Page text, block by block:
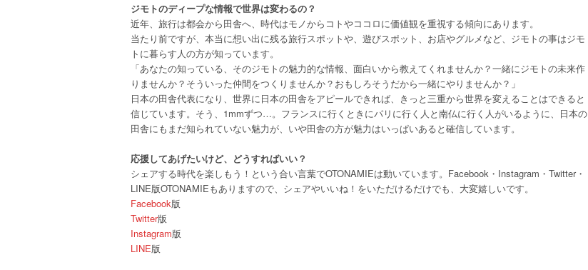
ジモトのディープな情報で世界は変わるの？
近年、旅行は都会から田舎へ、時代はモノからコトやココロに価値観を重視する傾向にあります。
当たり前ですが、本当に想い出に残る旅行スポットや、遊びスポット、お店やグルメなど、ジモトの事はジモ
トに暮らす人の方が知っています。
「あなたの知っている、そのジモトの魅力的な情報、面白いから教えてくれませんか？一緒にジモトの未来作
りませんか？そういった仲間をつくりませんか？おもしろそうだから一緒にやりませんか？」
日本の田舎代表になり、世界に日本の田舎をアピールできれば、きっと三重から世界を変えることはできると
信じています。そう、1mmずつ…。フランスに行くときにパリに行く人と南仏に行く人がいるように、日本の
田舎にもまだ知られていない魅力が、いや田舎の方が魅力はいっぱいあると確信しています。
応援してあげたいけど、どうすればいい？
シェアする時代を楽しもう！という合い言葉でOTONAMIEは動いています。Facebook・Instagram・Twitter・
LINE版OTONAMIEもありますので、シェアやいいね！をいただけるだけでも、大変嬉しいです。
Facebook版
Twitter版
Instagram版
LINE版